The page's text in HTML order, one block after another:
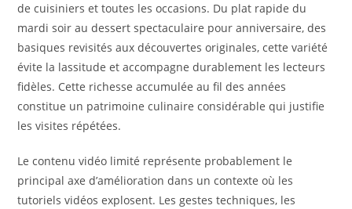
de cuisiniers et toutes les occasions. Du plat rapide du
mardi soir au dessert spectaculaire pour anniversaire, des
basiques revisités aux découvertes originales, cette variété
évite la lassitude et accompagne durablement les lecteurs
fidèles. Cette richesse accumulée au fil des années
constitue un patrimoine culinaire considérable qui justifie
les visites répétées.
Le contenu vidéo limité représente probablement le
principal axe d’amélioration dans un contexte où les
tutoriels vidéos explosent. Les gestes techniques, les